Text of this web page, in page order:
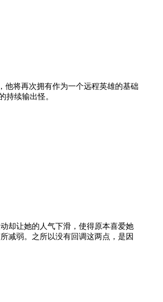
将再次拥有作为一个远程英雄的基础
持续输出怪。
却让她的人气下滑，使得原本喜爱她
减弱。之所以没有回调这两点，是因